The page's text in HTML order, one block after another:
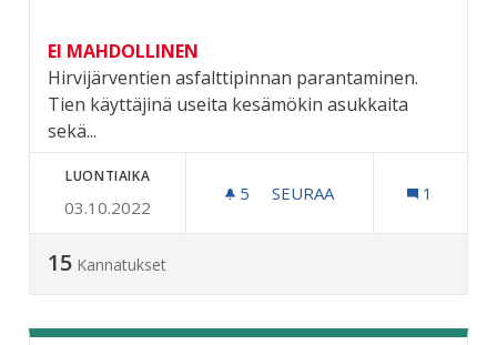
EI MAHDOLLINEN
Hirvijärventien asfalttipinnan parantaminen.
Tien käyttäjinä useita kesämökin asukkaita
sekä...
LUONTIAIKA
03.10.2022
5 5 SEURAAJAA
SEURAA 1
15 Kannatukset